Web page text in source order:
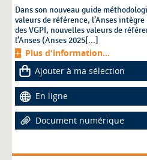
Dans son nouveau guide
valeurs de référence, l’Anses
des VGPI, nouvelles valeurs de
l’Anses (Anses 2025[...]
Plus d'information...
Ajouter à ma sélection
En ligne
Document numérique